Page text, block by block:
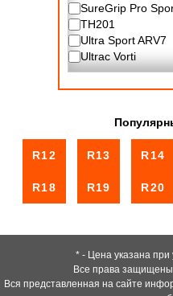
SureGrip Pro
TH201
Ultra Sport ARV7
Ultrac Vorti
R12 R13 R14
R18 R19 R20
* - Цена указана при
Все права
Вся представленная на сайте